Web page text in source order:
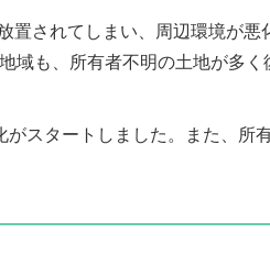
置されてしまい、周辺環境が悪
域も、所有者不明の土地が多く
スタートしました。また、所